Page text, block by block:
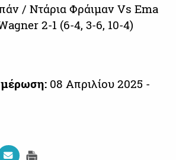
/ Ντάρια Φράιμαν Vs Ema
2-1 (6-4, 3-6, 10-4)
08 Απριλίου 2025 -